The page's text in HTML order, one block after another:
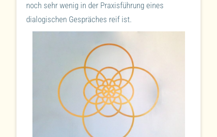
noch sehr wenig in der Praxisführung eines
dialogischen Gespräches reif ist.